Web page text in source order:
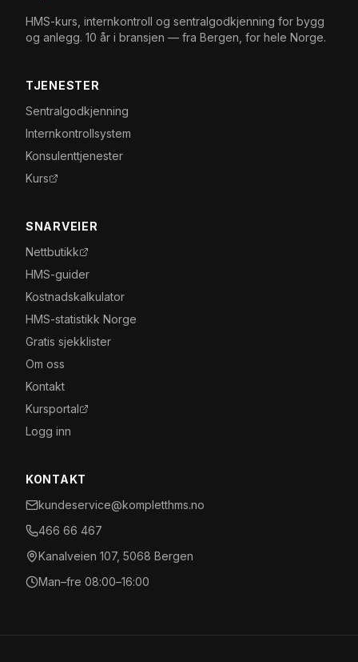
HMS-kurs, internkontroll og sentralgodkjenning for bygg
og anlegg. 10 år i bransjen — fra Bergen, for hele Norge.
TJENESTER
Sentralgodkjenning
Internkontrollsystem
Konsulenttjenester
Kurs
SNARVEIER
Nettbutikk
HMS-guider
Kostnadskalkulator
HMS-statistikk Norge
Gratis sjekklister
Om oss
Kontakt
Kursportal
Logg inn
KONTAKT
kundeservice@kompletthms.no
466 66 467
Kanalveien 107, 5068 Bergen
Man–fre 08:00–16:00